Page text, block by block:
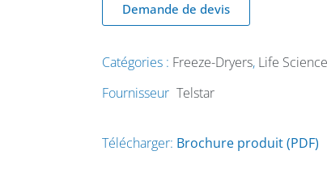
Demande de devis
Catégories : Freeze-Dryers, Life
Fournisseur Telstar
Télécharger: Brochure produit (PDF)